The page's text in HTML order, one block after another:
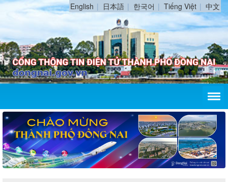
English 日本語 한국어 Tiếng Việt 中文